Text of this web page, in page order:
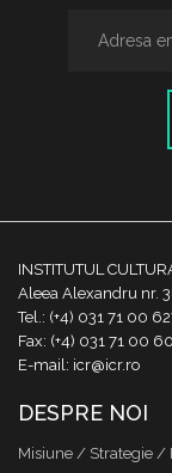
INSTITUTUL
Aleea Alexandru nr.
Tel.: (+4) 031 71 00
Fax: (+4) 031 71 00
E-mail: icr@icr.ro
DESPRE NOI
Misiune / Strategie /